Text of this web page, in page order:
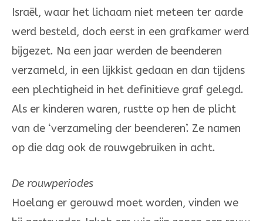
Israël, waar het lichaam niet meteen ter aarde
werd besteld, doch eerst in een grafkamer werd
bijgezet. Na een jaar werden de beenderen
verzameld, in een lijkkist gedaan en dan tijdens
een plechtigheid in het definitieve graf gelegd.
Als er kinderen waren, rustte op hen de plicht
van de ‘verzameling der beenderen’. Ze namen
op die dag ook de rouwgebruiken in acht.
De rouwperiodes
Hoelang er gerouwd moet worden, vinden we